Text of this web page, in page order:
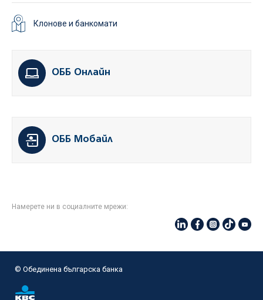
Клонове и банкомати
ОББ Онлайн
ОББ Мобайл
Намерете ни в социалните мрежи:
© Oбединена българска банка